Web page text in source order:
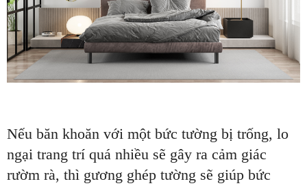
Nếu băn khoăn với một bức tường bị trống, lo
ngại trang trí quá nhiều sẽ gây ra cảm giác
rườm rà, thì gương ghép tường sẽ giúp bức